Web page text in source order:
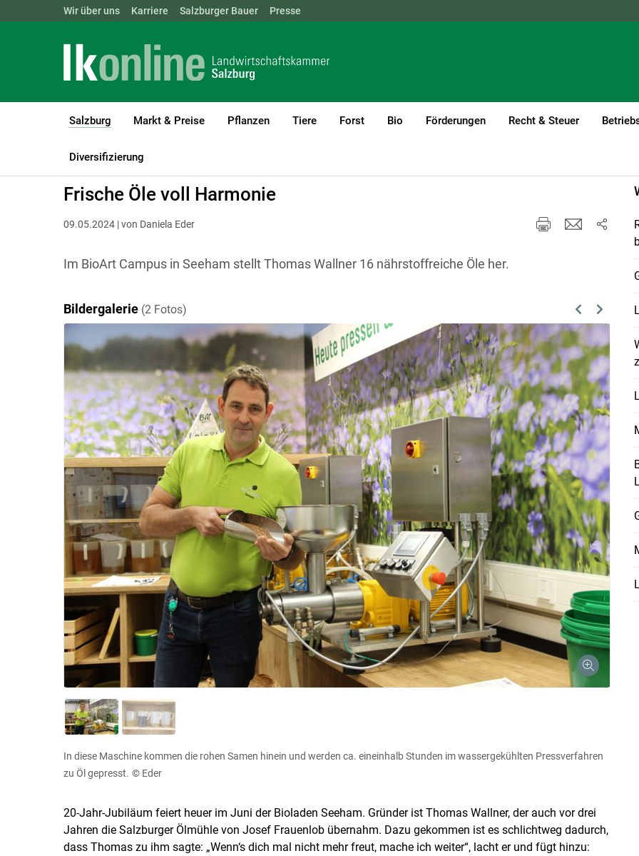
Skip to main content
Landwirtschaftskammern: ÖSTERREICH BGLD KTN
Wir über uns Karriere Salzburger Bauer Presse
Salzburg
(current)1
Markt & Preise Pflanzen Tiere Forst Bio Förderungen Recht & Steuer
Diversifizierung
LK Salzburg Salzburg
Frische Öle voll Harmonie
09.05.2024 | von Daniela Eder
Im BioArt Campus in Seeham stellt Thomas Wallner 16 nährstoffreiche Öle her.
Bildergalerie (2 Fotos) Previous
Next
In diese Maschine kommen die rohen Samen hinein und werden ca. eineinhalb Stunden im wassergekühlten Pressverfahren
zu Öl gepresst. © Eder
20-Jahr-Jubiläum feiert heuer im Juni der Bioladen Seeham. Gründer ist Thomas Wallner, der auch vor drei
Jahren die Salzburger Ölmühle von Josef Frauenlob übernahm. Dazu gekommen ist es schlichtweg dadurch,
dass Thomas zu ihm sagte: „Wenn‘s dich mal nicht mehr freut, mache ich weiter“, lacht er und fügt hinzu: